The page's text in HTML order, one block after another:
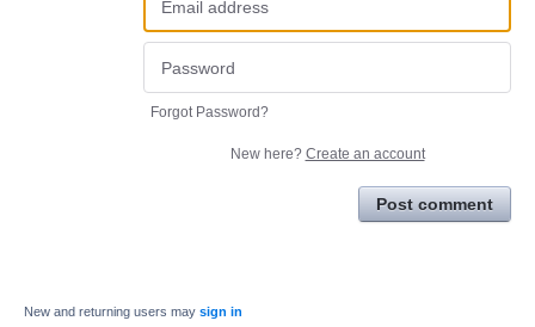
Forgot Password?
New here? Create an account
Post comment
New and returning users may sign in